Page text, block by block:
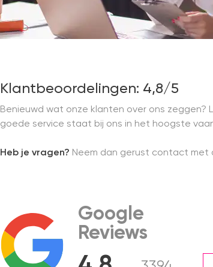
Klantbeoordelingen: 4,8/5
Benieuwd wat onze klanten over ons zeggen?
goede service staat bij ons in het hoogste
Heb je vragen? Neem dan gerust contact met
Google
Reviews